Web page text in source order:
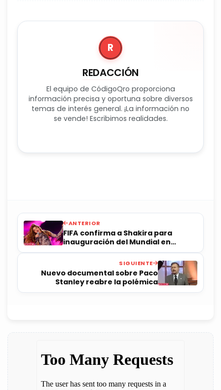
R
REDACCIÓN
El equipo de CódigoQro proporciona
información precisa y oportuna sobre diversos
temas de interés general. ¡La información no
se vende! Escribimos realidades.
ANTERIOR
FIFA confirma a Shakira para
inauguración del Mundial en
México
SIGUIENTE
Nuevo documental sobre Paco
Stanley reabre la polémica